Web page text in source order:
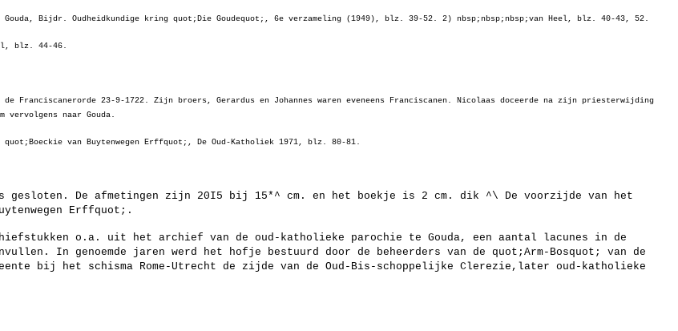
Gouda, Bijdr. Oudheidkundige kring quot;Die Goudequot;, 6e verzameling (1949), blz. 39-52. 2) nbsp;nbsp;nbsp;van Heel, blz. 40-43, 52.
blz. 44-46.
de Franciscanerorde 23-9-1722. Zijn broers, Gerardus en Johannes waren eveneens Franciscanen. Nicolaas doceerde na zijn priesterwijding
naar Gouda.
van Buytenwegen Erffquot;, De Oud-Katholiek 1971, blz. 80-81.
gesloten. De afmetingen zijn 20I5 bij 15*^ cm. en het boekje is 2 cm. dik ^\ De voorzijde van het
Erffquot;.
o.a. uit het archief van de oud-katholieke parochie te Gouda, een aantal lacunes in de
In genoemde jaren werd het hofje bestuurd door de beheerders van de quot;Arm-Bosquot; van de
bij het schisma Rome-Utrecht de zijde van de Oud-Bis-schoppelijke Clerezie,later oud-katholieke